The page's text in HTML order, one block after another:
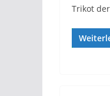
Trikot der